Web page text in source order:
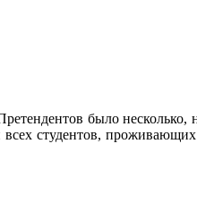
было несколько,
студентов,